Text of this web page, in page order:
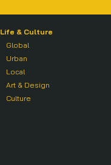
Life & Culture
Global
Urban
Local
Art & Design
Culture